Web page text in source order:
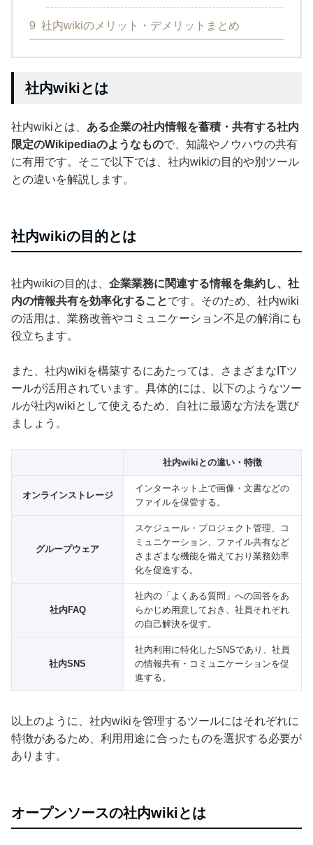
9 社内wikiのメリット・デメリットまとめ
社内wikiとは
社内wikiとは、 ある企業の社内情報を蓄積・共有する社内
限定のWikipediaのようなもので、知識やノウハウの共有
に有用です。そこで以下では、社内wikiの目的や別ツール
との違いを解説します。
社内wikiの目的とは
社内wikiの目的は、 企業業務に関連する情報を集約し、社
内の情報共有を効率化することです。そのため、社内wiki
の活用は、業務改善やコミュニケーション不足の解消にも
役立ちます。
また、社内wikiを構築するにあたっては、さまざまなITツ
ールが活用されています。具体的には、以下のようなツー
ルが社内wikiとして使えるため、自社に最適な方法を選び
ましょう。
社内wikiとの違い・特徴
オンラインストレージ
インターネット上で画像・文書などの
ファイルを保管する。
グループウェア
スケジュール・プロジェクト管理、コ
ミュニケーション、ファイル共有など
さまざまな機能を備えており業務効率
化を促進する。
社内FAQ
社内の「よくある質問」への回答をあ
らかじめ用意しておき、社員それぞれ
の自己解決を促す。
社内SNS
社内利用に特化したSNSであり、社員
の情報共有・コミュニケーションを促
進する。
以上のように、社内wikiを管理するツールにはそれぞれに
特徴があるため、利用用途に合ったものを選択する必要が
あります。
オープンソースの社内wikiとは